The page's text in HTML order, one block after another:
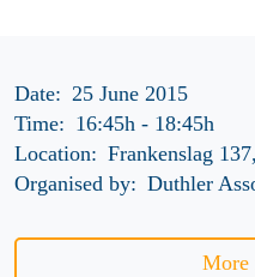
Date: 25 June 2015
Time: 16:45h- 18:45h
Location: Frankenslag
Organised by: Duthler
More